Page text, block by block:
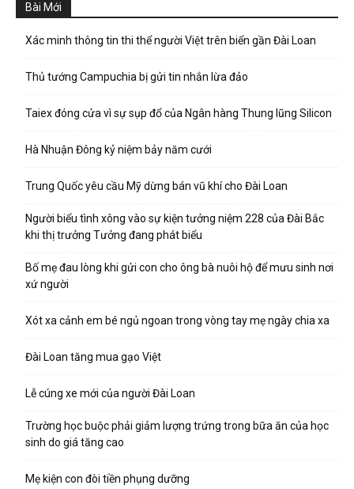
Bài Mới
Xác minh thông tin thi thể người Việt trên biển gần Đài Loan
Thủ tướng Campuchia bị gửi tin nhắn lừa đảo
Taiex đóng cửa vì sự sụp đổ của Ngân hàng Thung lũng Silicon
Hà Nhuận Đông kỷ niệm bảy năm cưới
Trung Quốc yêu cầu Mỹ dừng bán vũ khí cho Đài Loan
Người biểu tình xông vào sự kiện tưởng niệm 228 của Đài Bắc
khi thị trưởng Tưởng đang phát biểu
Bố mẹ đau lòng khi gửi con cho ông bà nuôi hộ để mưu sinh nơi
xứ người
Xót xa cảnh em bé ngủ ngoan trong vòng tay mẹ ngày chia xa
Đài Loan tăng mua gạo Việt
Lễ cúng xe mới của người Đài Loan
Trường học buộc phải giảm lượng trứng trong bữa ăn của học
sinh do giá tăng cao
Mẹ kiện con đòi tiền phụng dưỡng